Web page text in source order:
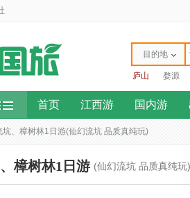
目的地
庐山 婺源
首页 江西游 国内游
坑、樟树林1日游(仙幻流坑 品质真纯玩)
樟树林1日游 (仙幻流坑 品质真纯玩)